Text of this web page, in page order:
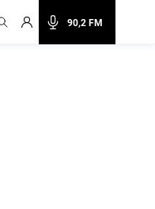
90,2 FM